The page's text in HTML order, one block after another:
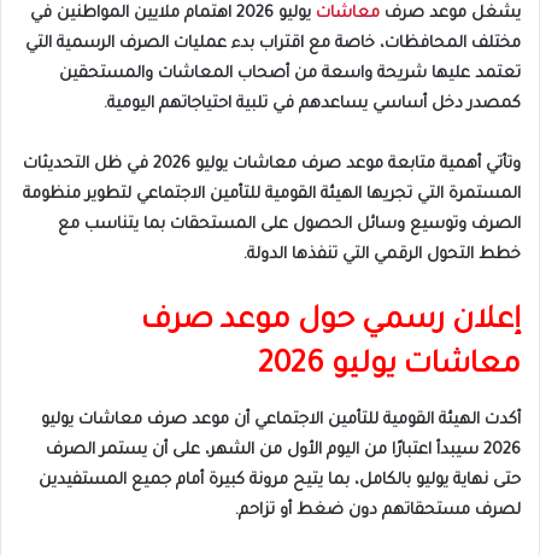
يشغل موعد صرف معاشات
يوليو 2026 اهتمام ملايين المواطنين في
مختلف المحافظات، خاصة مع اقتراب بدء عمليات الصرف الرسمية التي
تعتمد عليها شريحة واسعة من أصحاب المعاشات والمستحقين
كمصدر دخل أساسي يساعدهم في تلبية احتياجاتهم اليومية.
وتأتي أهمية متابعة موعد صرف معاشات يوليو 2026 في ظل التحديثات
المستمرة التي تجريها الهيئة القومية للتأمين الاجتماعي لتطوير منظومة
الصرف وتوسيع وسائل الحصول على المستحقات بما يتناسب مع
خطط التحول الرقمي التي تنفذها الدولة.
إعلان رسمي حول موعد صرف
معاشات يوليو 2026
أكدت الهيئة القومية للتأمين الاجتماعي أن موعد صرف معاشات يوليو
2026 سيبدأ اعتبارًا من اليوم الأول من الشهر، على أن يستمر الصرف
حتى نهاية يوليو بالكامل، بما يتيح مرونة كبيرة أمام جميع المستفيدين
لصرف مستحقاتهم دون ضغط أو تزاحم.